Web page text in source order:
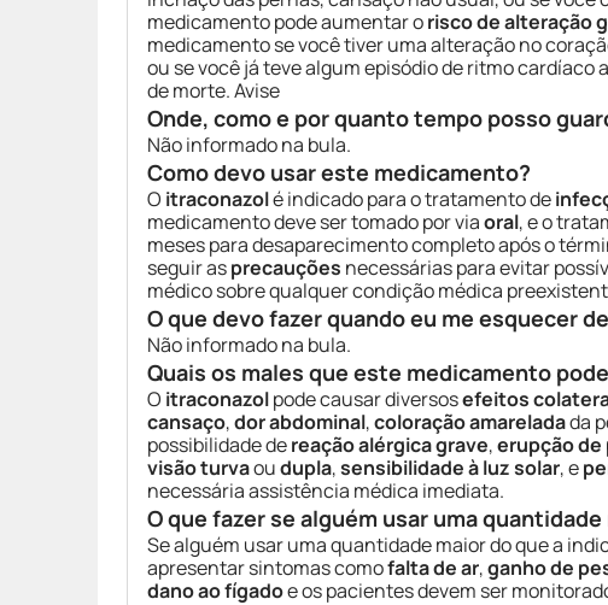
medicamento pode aumentar orisco de alteração
medicamento se você tiver uma alteração no
ou se você já teve algum episódio de ritmo
de morte. Avise
Onde, como e por quanto tempo posso
Não informado na bula.
Como devo usar este medicamento?
O itraconazolé indicado para o tratamento de
medicamento deve ser tomado por viaoral, e o
meses para desaparecimento completo após o
seguir asprecauções necessárias para evitar
médico sobre qualquer condição médica
O que devo fazer quando eu me esquecer
Não informado na bula.
Quais os males que este medicamento
O itraconazolpode causar diversosefeitos
cansaço,dor abdominal,coloração amareladada
possibilidade dereação alérgica grave,erupção
visão turvaoudupla,sensibilidade à luz solar, e
necessária assistência médica imediata.
O que fazer se alguém usar uma
Se alguém usar uma quantidade maior do que a
apresentar sintomas comofalta de ar,ganho de
dano ao fígadoe os pacientes devem ser